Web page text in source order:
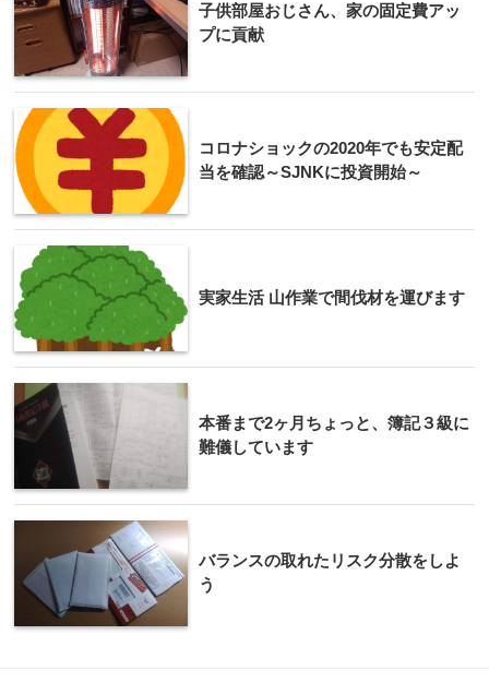
子供部屋おじさん、家の固定費アッ
プに貢献
コロナショックの2020年でも安定配
当を確認～SJNKに投資開始～
実家生活 山作業で間伐材を運びます
本番まで2ヶ月ちょっと、簿記３級に
難儀しています
バランスの取れたリスク分散をしよ
う